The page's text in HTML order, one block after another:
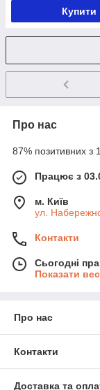
Купити
Про нас
87% позитивних з
Працює з
м. Київ
ул.
Контакти
Сьогодні
Показати
Про нас
Контакти
Доставка та